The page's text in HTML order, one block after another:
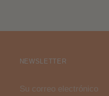
NEWSLETTER